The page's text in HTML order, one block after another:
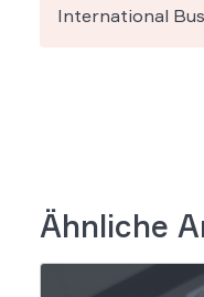
International
Ähnliche